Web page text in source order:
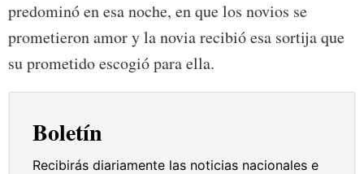
predominó en esa noche, en que los novios se
prometieron amor y la novia recibió esa sortija que
su prometido escogió para ella.
Boletín
Recibirás diariamente las noticias nacionales e